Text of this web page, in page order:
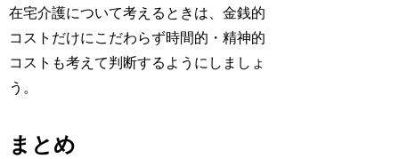
在宅介護について考えるときは、金銭的
コストだけにこだわらず時間的・精神的
コストも考えて判断するようにしましょ
う。
まとめ